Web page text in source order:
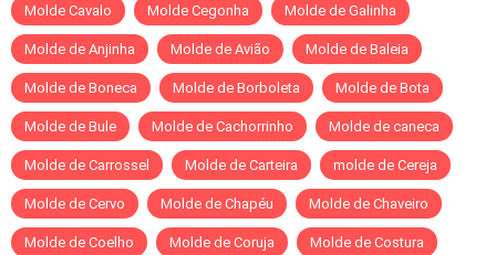
Molde Cavalo Molde Cegonha Molde de Galinha
Molde de Anjinha Molde de Avião Molde de Baleia
Molde de Boneca Molde de Borboleta Molde de Bota
Molde de Bule Molde de Cachorrinho Molde de caneca
Molde de Carrossel Molde de Carteira molde de Cereja
Molde de Cervo Molde de Chapéu Molde de Chaveiro
Molde de Coelho Molde de Coruja Molde de Costura